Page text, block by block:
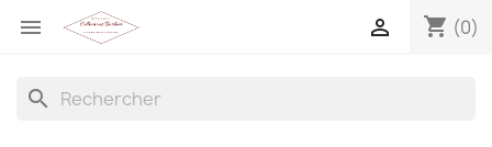
 shopping_cart (0)

search